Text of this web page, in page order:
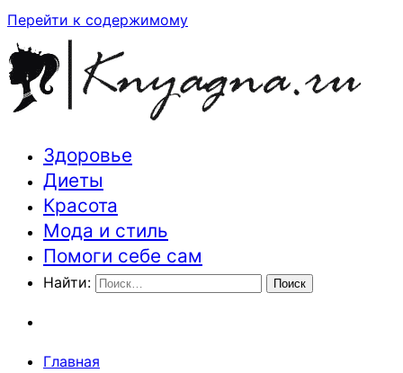
Перейти к содержимому
Траектория здоровья и красоты
Здоровье
Диеты
Красота
Мода и стиль
Помоги себе сам
Найти:
Главная